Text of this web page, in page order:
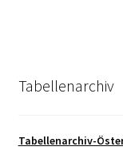
Tabellenarchiv
Tabellenarchiv-